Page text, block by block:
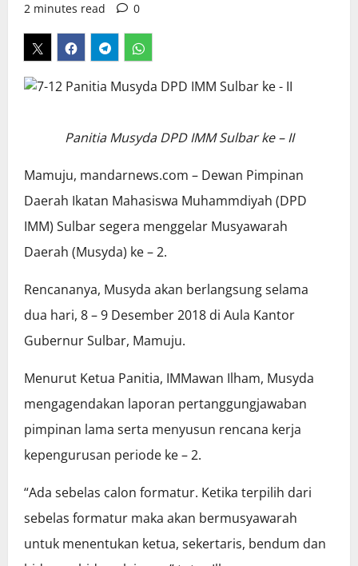
2 minutes read
0
Panitia Musyda DPD IMM Sulbar ke – II
Mamuju, mandarnews.com – Dewan Pimpinan
Daerah Ikatan Mahasiswa Muhammdiyah (DPD
IMM) Sulbar segera menggelar Musyawarah
Daerah (Musyda) ke – 2.
Rencananya, Musyda akan berlangsung selama
dua hari, 8 – 9 Desember 2018 di Aula Kantor
Gubernur Sulbar, Mamuju.
Menurut Ketua Panitia, IMMawan Ilham, Musyda
mengagendakan laporan pertanggungjawaban
pimpinan lama serta menyusun rencana kerja
kepengurusan periode ke – 2.
“Ada sebelas calon formatur. Ketika terpilih dari
sebelas formatur maka akan bermusyawarah
untuk menentukan ketua, sekertaris, bendum dan